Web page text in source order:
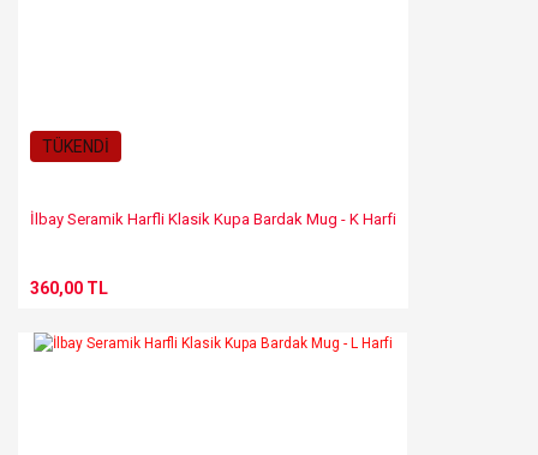
TÜKENDİ
İlbay Seramik Harfli Klasik Kupa Bardak Mug - K Harfi
360,00 TL